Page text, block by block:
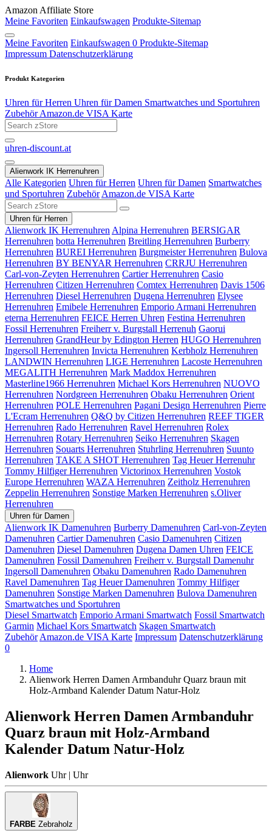
Amazon Affiliate Store
Meine Favoriten Einkaufswagen Produkte-Sitemap
Meine Favoriten Einkaufswagen 0 Produkte-Sitemap
Impressum Datenschutzerklärung
Produkt Kategorien
Uhren für Herren Uhren für Damen Smartwatches und Sportuhren
ZubehörAmazon.de VISA Karte
uhren-discount.at
Alienwork IK Herrenuhren
Alle Kategorien Uhren für Herren Uhren für Damen Smartwatches
und Sportuhren Zubehör Amazon.de VISA Karte
Uhren für Herren
Alienwork IK Herrenuhren Alpina Herrenuhren BERSIGAR
Herrenuhren botta Herrenuhren Breitling Herrenuhren Burberry
Herrenuhren BUREI Herrenuhren Burgmeister Herrenuhren Bulova
Herrenuhren BY BENYAR Herrenuhren CRRJU Herrenuhren
Carl-von-Zeyten Herrenuhren Cartier Herrenuhren Casio
Herrenuhren Citizen Herrenuhren Comtex Herrenuhren Davis 1506
Herrenuhren Diesel Herrenuhren Dugena Herrenuhren Elysee
Herrenuhren Emibele Herrenuhren Emporio Armani Herrenuhren
eterna Herrenuhren FEICE Herren Uhren Festina Herrenuhren
Fossil Herrenuhren Freiherr v. Burgstall Herrenuh Gaorui
Herrenuhren GrandHeur by Edington Herren HUGO Herrenuhren
Ingersoll Herrenuhren Invicta Herrenuhren Kerbholz Herrenuhren
LANDWIN Herrenuhren LIGE Herrenuhren Lacoste Herrenuhren
MEGALITH Herrenuhren Mark Maddox Herrenuhren
Masterline1966 Herrenuhren Michael Kors Herrenuhren NUOVO
Herrenuhren Nordgreen Herrenuhren Obaku Herrenuhren Orient
Herrenuhren POLE Herrenuhren Pagani Design Herrenuhren Pierre
L'Ecram Herrenuhren Q&Q by Citizen Herrenuhren REEF TIGER
Herrenuhren Rado Herrenuhren Ravel Herrenuhren Rolex
Herrenuhren Rotary Herrenuhren Seiko Herrenuhren Skagen
Herrenuhren Souarts Herrenuhren Stuhrling Herrenuhren Suunto
Herrenuhren TAKE A SHOT Herrenuhren Tag Heuer Herrenuhr
Tommy Hilfiger Herrenuhren Victorinox Herrenuhren Vostok
Europe Herrenuhren WAZA Herrenuhren Zeitholz Herrenuhren
Zeppelin Herrenuhren Sonstige Marken Herrenuhren s.Oliver
Herrenuhren
Uhren für Damen
Alienwork IK Damenuhren Burberry Damenuhren Carl-von-Zeyten
Damenuhren Cartier Damenuhren Casio Damenuhren Citizen
Damenuhren Diesel Damenuhren Dugena Damen Uhren FEICE
Damenuhren Fossil Damenuhren Freiherr v. Burgstall Damenuhr
Ingersoll Damenuhren Obaku Damenuhren Rado Damenuhren
Ravel Damenuhren Tag Heuer Damenuhren Tommy Hilfiger
Damenuhren Sonstige Marken Damenuhren Bulova Damenuhren
Smartwatches und Sportuhren
Diesel Smartwatch Emporio Armani Smartwatch Fossil Smartwatch
Garmin Michael Kors Smartwatch Skagen Smartwatch
Zubehör Amazon.de VISA Karte Impressum Datenschutzerklärung
0
Home
Alienwork Herren Damen Armbanduhr Quarz braun mit
Holz-Armband Kalender Datum Natur-Holz
Alienwork Herren Damen Armbanduhr
Quarz braun mit Holz-Armband
Kalender Datum Natur-Holz
Alienwork Uhr | Uhr
FARBE Zebraholz